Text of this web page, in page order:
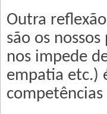
Outra
são os
nos impede
empatia etc.)